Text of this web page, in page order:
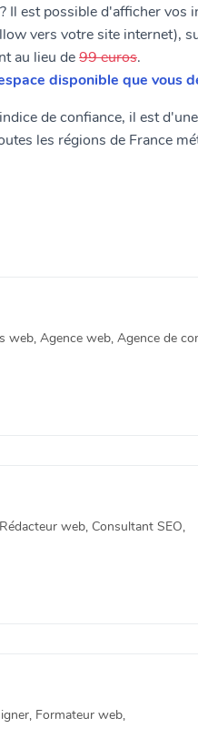
Il est possible d'afficher vos
vers votre site internet),
au lieu de99 euros.
disponible que vous
de confiance, il est
les régions de France
web, Agence web, Agence de
web, Consultant SEO,
Formateur web,